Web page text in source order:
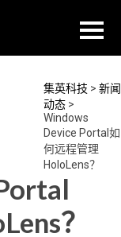
集英科技 > 新闻
动态 >
Windows
Device Portal如
何远程管理
HoloLens？
？